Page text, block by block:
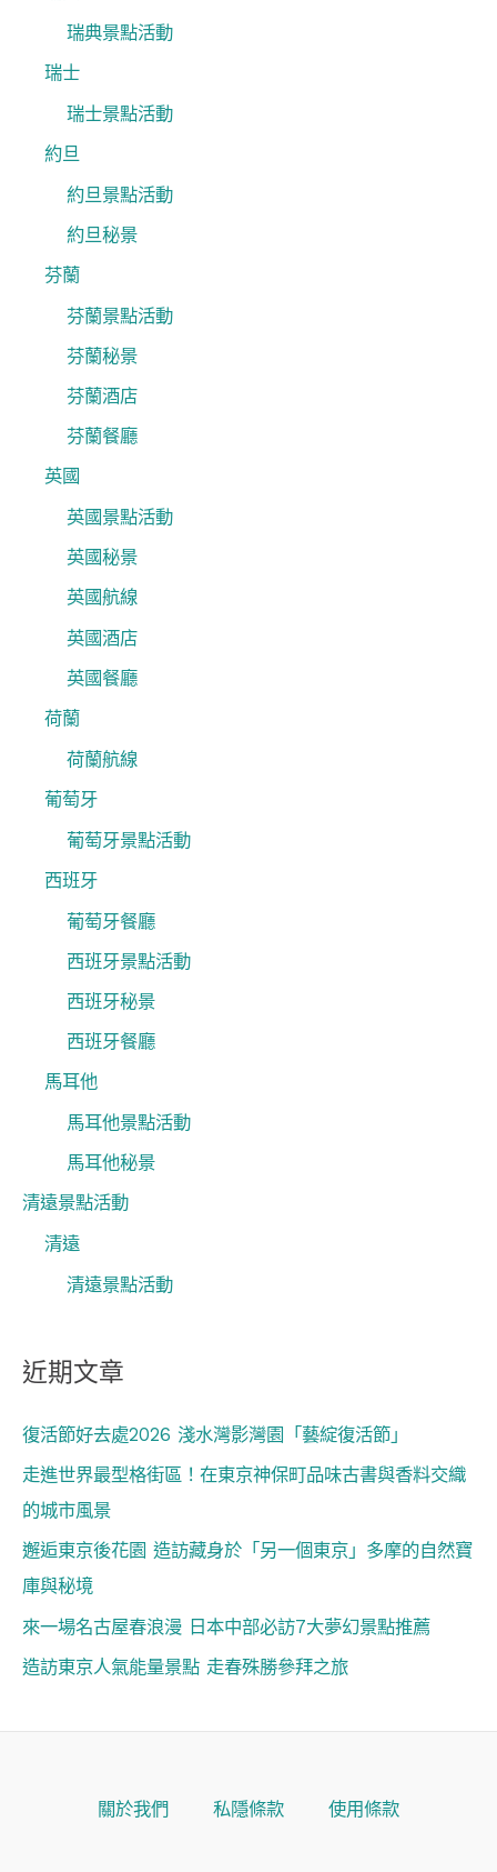
瑞典景點活動
瑞士
瑞士景點活動
約旦
約旦景點活動
約旦秘景
芬蘭
芬蘭景點活動
芬蘭秘景
芬蘭酒店
芬蘭餐廳
英國
英國景點活動
英國秘景
英國航線
英國酒店
英國餐廳
荷蘭
荷蘭航線
葡萄牙
葡萄牙景點活動
西班牙
葡萄牙餐廳
西班牙景點活動
西班牙秘景
西班牙餐廳
馬耳他
馬耳他景點活動
馬耳他秘景
清遠景點活動
清遠
清遠景點活動
近期文章
復活節好去處2026 淺水灣影灣園「藝綻復活節」
走進世界最型格街區！在東京神保町品味古書與香料交織
的城市風景
邂逅東京後花園 造訪藏身於「另一個東京」多摩的自然寶
庫與秘境
來一場名古屋春浪漫 日本中部必訪7大夢幻景點推薦
造訪東京人氣能量景點 走春殊勝參拜之旅
關於我們 私隱條款 使用條款